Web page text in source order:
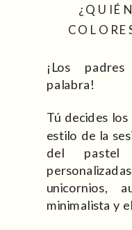
¡Los
palabra!
Tú decides
estilo de la
del pastel
unicornios,
minimalista y